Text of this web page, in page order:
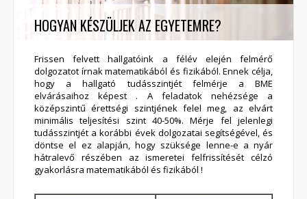
HOGYAN KÉSZÜLJEK AZ EGYETEMRE?
Frissen felvett hallgatóink a félév elején felmérő
dolgozatot írnak matematikából és fizikából. Ennek célja,
hogy a hallgató tudásszintjét felmérje a BME
elvárásaihoz képest . A feladatok nehézsége a
középszintű érettségi szintjének felel meg, az elvárt
minimális teljesítési szint 40-50%. Mérje fel jelenlegi
tudásszintjét a korábbi évek dolgozatai segítségével, és
döntse el ez alapján, hogy szüksége lenne-e a nyár
hátralevő részében az ismeretei felfrissítését célzó
gyakorlásra matematikából és fizikából !